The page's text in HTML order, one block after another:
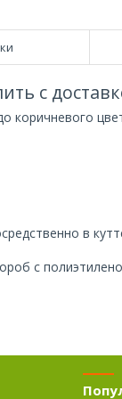
с
коричневого
в
с